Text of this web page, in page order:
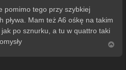
pomimo tego przy szybkiej
pływa. Mam też A6 ośkę na takim
po sznurku, a tu w quattro taki